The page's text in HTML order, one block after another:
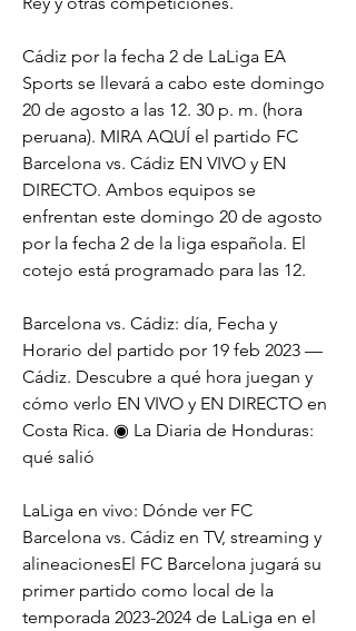
Cádiz por la fecha 2 de LaLiga EA
Sports se llevará a cabo este domingo
20 de agosto a las 12. 30 p. m. (hora
peruana). MIRA AQUÍ el partido FC
Barcelona vs. Cádiz EN VIVO y EN
DIRECTO. Ambos equipos se
enfrentan este domingo 20 de agosto
por la fecha 2 de la liga española. El
cotejo está programado para las 12.
Barcelona vs. Cádiz: día, Fecha y
Horario del partido por 19 feb 2023 —
Cádiz. Descubre a qué hora juegan y
cómo verlo EN VIVO y EN DIRECTO en
Costa Rica. ◉ La Diaria de Honduras:
qué salió
LaLiga en vivo: Dónde ver FC
Barcelona vs. Cádiz en TV, streaming y
alineacionesEl FC Barcelona jugará su
primer partido como local de la
temporada 2023-2024 de LaLiga en el